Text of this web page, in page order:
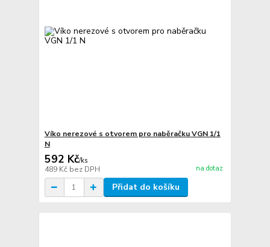
Víko nerezové s otvorem pro naběračku VGN 1/1
N
592 Kč/ks
489 Kč bez DPH na dotaz
Přidat do košíku